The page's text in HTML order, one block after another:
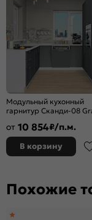
Модульный кухонный
гарнитур Сканди-08
от 10 854₽/п.м.
В корзину
Похожие